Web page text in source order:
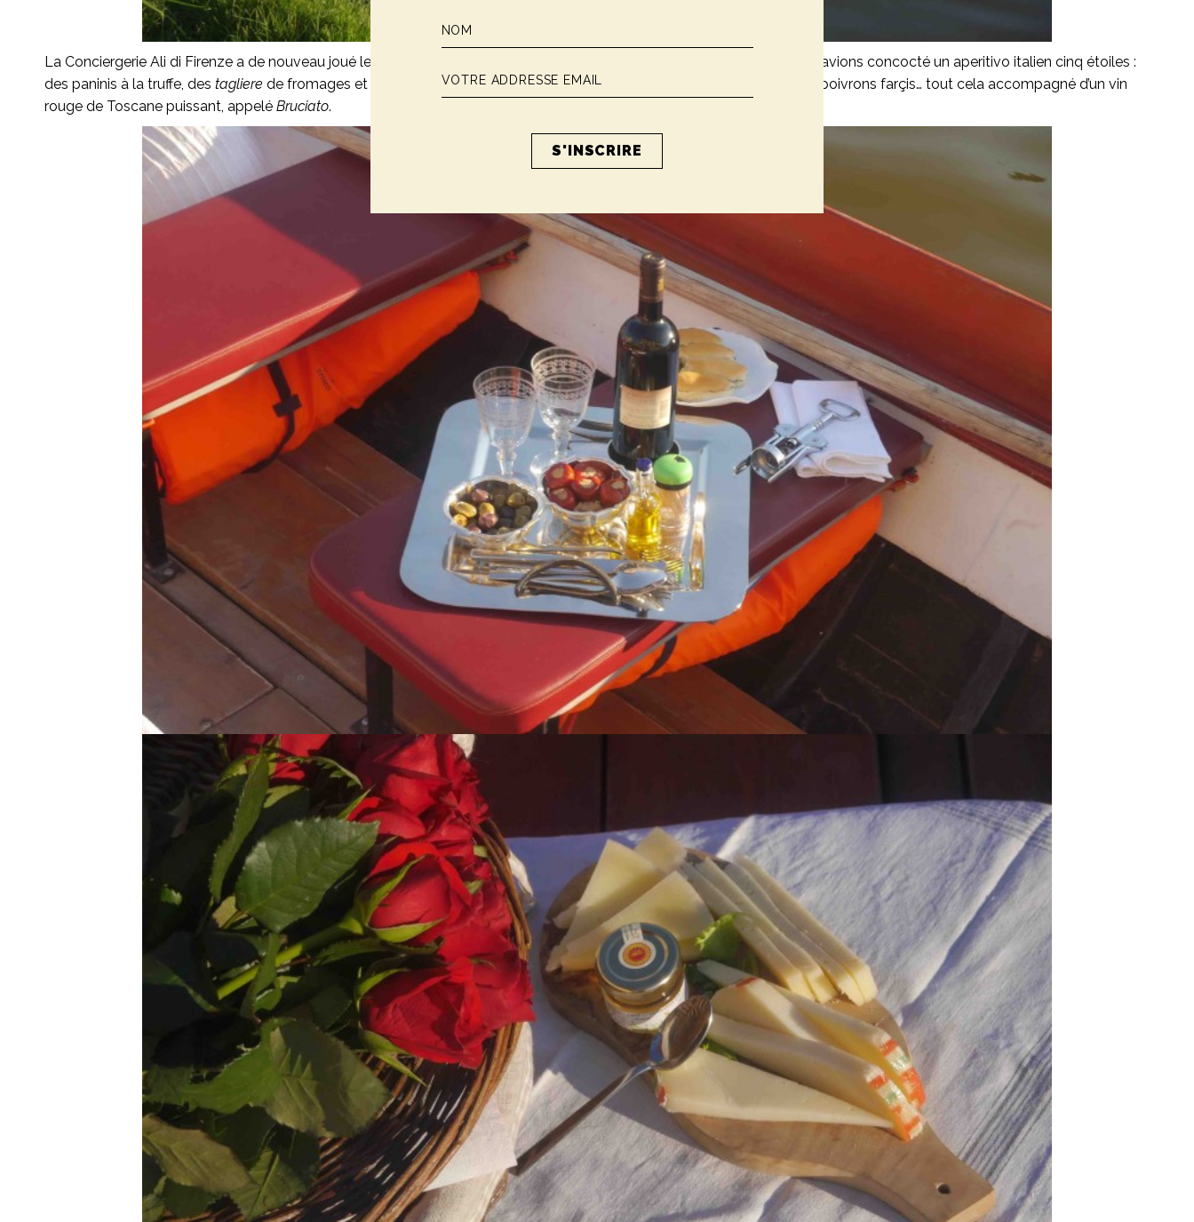
La Conciergerie Ali di Firenze a de nouveau joué le jeu du grand secret en préparant chaque détail avec Monsieur. Nous avions concocté un aperitivo italien cinq étoiles :
des paninis à la truffe, des tagliere de fromages et charcuteries italiens, des verrines de mozzarella di buffala, des petits poivrons farçis… tout cela accompagné d’un vin
rouge de Toscane puissant, appelé Bruciato.